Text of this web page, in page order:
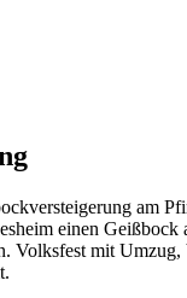
am
einen Geißbock
Volksfest mit Umzug,